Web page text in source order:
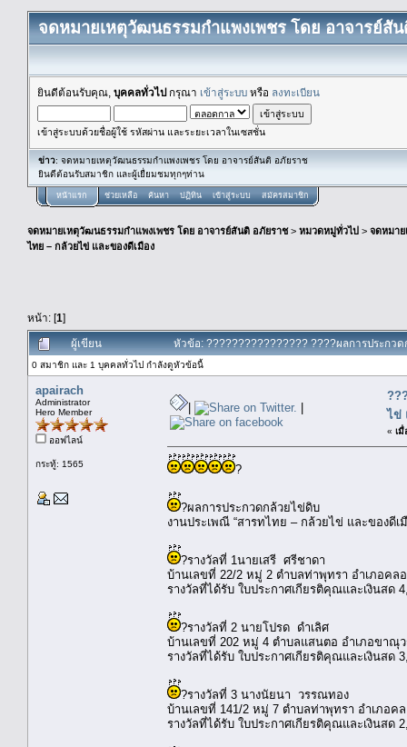
จดหมายเหตุวัฒนธรรมกำแพงเพชร โดย อาจารย์สั
ยินดีต้อนรับคุณ, บุคคลทั่วไปกรุณา เข้าสู่ระบบ หรือ ลงทะเบียน
เข้าสู่ระบบด้วยชื่อผู้ใช้ รหัสผ่าน และระยะเวลาในเซสชั่น
ข่าว: จดหมายเหตุวัฒนธรรมกำแพงเพชร โดย อาจารย์สันติ อภัยราช
ยินดีต้อนรับสมาชิก และผู้เยื่ยมชมทุกๆท่าน
หน้าแรก ช่วยเหลือ ค้นหา ปฏิทิน เข้าสู่ระบบ สมัครสมาชิก
จดหมายเหตุวัฒนธรรมกำแพงเพชร โดย อาจารย์สันติ อภัยราช> หมวดหมู่ทั่วไป > จดหมา
ไทย – กล้วยไข่ และของดีเมือง
หน้า: [1]
ผู้เขียน หัวข้อ: ???????????????? ????ผลการประกว
0 สมาชิก และ 1 บุคคลทั่วไป กำลังดูหัวข้อนี้
apairach
Administrator
Hero Member
ออฟไลน์
กระทู้: 1565
| |
ไข่
« เมื่
?
?ผลการประกวดกล้วยไข่ดิบ
งานประเพณี “สารทไทย – กล้วยไข่ และของดีเ
?รางวัลที่ 1​​นายเสรี ศรีชาดา
บ้านเลขที่ 22/2 หมู่ 2 ตำบลท่าพุทรา อำเภอคล
รางวัลที่ได้รับ ใบประกาศเกียรติคุณและเงินสด
?รางวัลที่ 2 ​​นายโปรด ดำเลิศ
บ้านเลขที่ 202 หมู่ 4 ตำบลแสนตอ อำเภอขาณุ
รางวัลที่ได้รับ ใบประกาศเกียรติคุณและเงินสด
?รางวัลที่ 3 ​​นางนัยนา วรรณทอง
บ้านเลขที่ 141/2 หมู่ 7 ตำบลท่าพุทรา อำเภอค
รางวัลที่ได้รับ ใบประกาศเกียรติคุณและเงินสด